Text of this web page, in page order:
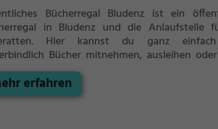
Bücherregal Bludenz ist ein
in Bludenz und die Anlaufstelle
Hier kannst du ganz
Bücher mitnehmen, ausleihen oder
alten Bücher abgeben.
- es gibt kein festes Sortiment, der
täglich.
erfahren